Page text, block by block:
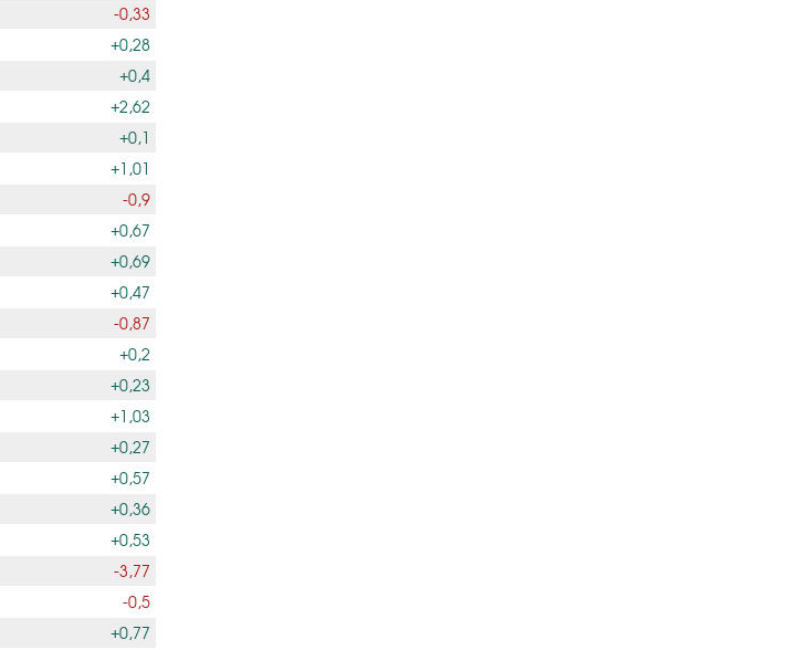
-0,33
+0,28
+0,4
+2,62
+0,1
+1,01
-0,9
+0,67
+0,69
+0,47
-0,87
+0,2
+0,23
+1,03
+0,27
+0,57
+0,36
+0,53
-3,77
-0,5
+0,77